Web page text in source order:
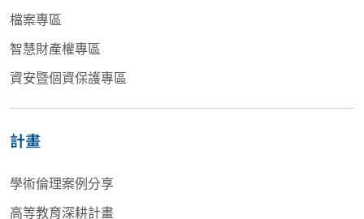
檔案專區
智慧財產權專區
資安暨個資保護專區
計畫
學術倫理案例分享
高等教育深耕計畫